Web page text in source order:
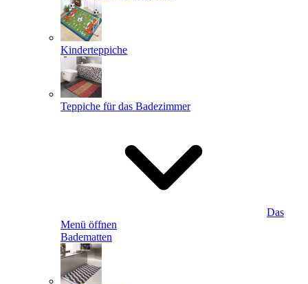
Kinderteppiche
Teppiche für das Badezimmer
Das
Menü öffnen
Badematten